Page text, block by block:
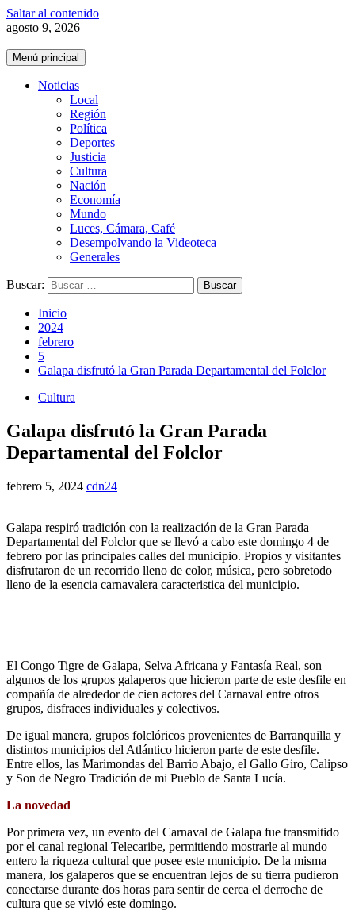
Saltar al contenido
agosto 9, 2026
Menú principal
Noticias
Local
Región
Política
Deportes
Justicia
Cultura
Nación
Economía
Mundo
Luces, Cámara, Café
Desempolvando la Videoteca
Generales
Buscar:
Inicio
2024
febrero
5
Galapa disfrutó la Gran Parada Departamental del Folclor
Cultura
Galapa disfrutó la Gran Parada
Departamental del Folclor
febrero 5, 2024 cdn24
Galapa respiró tradición con la realización de la Gran Parada
Departamental del Folclor que se llevó a cabo este domingo 4 de
febrero por las principales calles del municipio. Propios y visitantes
disfrutaron de un recorrido lleno de color, música, pero sobretodo
lleno de la esencia carnavalera caracteristica del municipio.
El Congo Tigre de Galapa, Selva Africana y Fantasía Real, son
algunos de los grupos galaperos que hicieron parte de este desfile en
compañía de alrededor de cien actores del Carnaval entre otros
grupos, disfraces individuales y colectivos.
De igual manera, grupos folclóricos provenientes de Barranquilla y
distintos municipios del Atlántico hicieron parte de este desfile.
Entre ellos, las Marimondas del Barrio Abajo, el Gallo Giro, Calipso
y Son de Negro Tradición de mi Pueblo de Santa Lucía.
La novedad
Por primera vez, un evento del Carnaval de Galapa fue transmitido
por el canal regional Telecaribe, permitiendo mostrarle al mundo
entero la riqueza cultural que posee este municipio. De la misma
manera, los galaperos que se encuentran lejos de su tierra pudieron
conectarse durante dos horas para sentir de cerca el derroche de
cultura que se vivió este domingo.